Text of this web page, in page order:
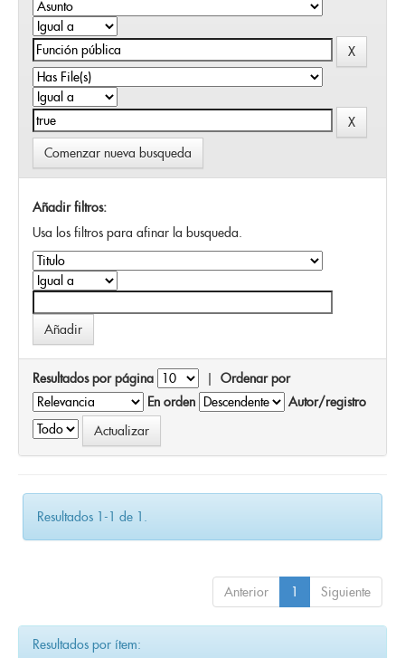
Comenzar nueva busqueda
Añadir filtros:
Usa los filtros para afinar la busqueda.
Resultados por página | Ordenar por
En orden
Autor/registro
Resultados 1-1 de 1.
Anterior 1 Siguiente
Resultados por ítem: